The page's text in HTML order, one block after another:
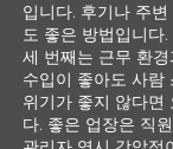
입니다. 후기나 주
도 좋은 방법입니다.
세 번째는 근무 환
수입이 좋아도 사람
위기가 좋지 않다면
다. 좋은 업장은 직